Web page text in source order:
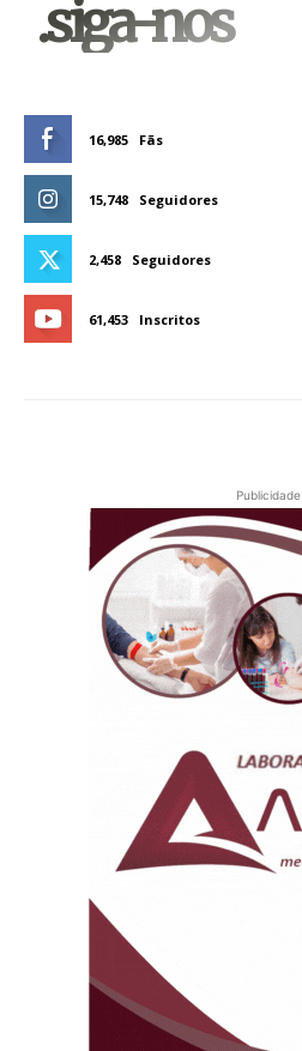
.siga-nos
16,985 Fãs
15,748 Seguidores
2,458 Seguidores
61,453 Inscritos
Publicidade